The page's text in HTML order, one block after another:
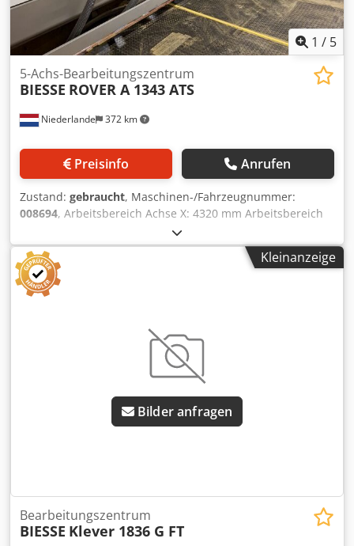
1 / 5
Niederlande 372 km
5-Achs-Bearbeitungszentrum
BIESSE ROVER A 1343 ATS
Preisinfo Anrufen
Zustand: gebraucht, Maschinen-/Fahrzeugnummer:
008694, Arbeitsbereich Achse X: 4320 mm Arbeitsbereich
Achse Y: 1287 mm Arbeitsebene: Mit Vakuum-
Konsolenauflagen Leistung Haupt-Spindel: 11 KW Anz.
kontrollierte Achsen: 5 Achsen Cedozqz Nxjpfx Acgsha
Anzahl Bohrspindeln: 16 Anzahl Werkzeugplätze: 31
Kleinanzeige
Bilder anfragen
Bearbeitungszentrum
BIESSE Klever 1836 G FT